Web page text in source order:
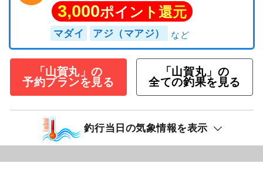
3,000ポイント還元
マダイ アジ（マアジ）
「山賀丸」の
予約プランを見る
「山賀丸」の
全ての釣果を見る
釣行当日の気象情報を表示